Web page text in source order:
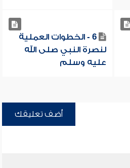
6 - الخطوات العملية
لنصرة النبي صلى الله
عليه وسلم
أضف تعليقك